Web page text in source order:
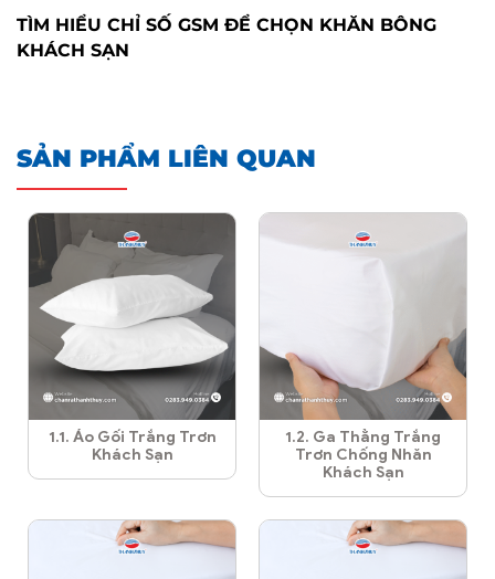
TÌM HIỂU CHỈ SỐ GSM ĐỂ CHỌN KHĂN BÔNG
KHÁCH SẠN
SẢN PHẨM LIÊN QUAN
1.1. Áo Gối Trắng Trơn
Khách Sạn
1.2. Ga Thẳng Trắng
Trơn Chống Nhăn
Khách Sạn